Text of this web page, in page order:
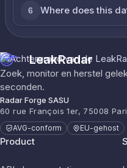
6 Where does this
LeakRadar
Zoek, monitor en herstel
seconden.
Radar Forge SASU
60 rue François 1er, 75008
AVG-conform EU-gehost
Product